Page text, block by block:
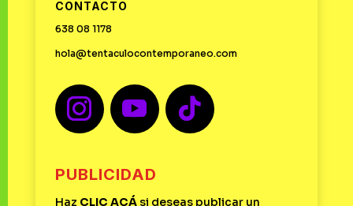
CONTACTO
638 08 1178
hola@tentaculocontemporaneo.com
PUBLICIDAD
Haz CLIC ACÁsi deseas publicar un